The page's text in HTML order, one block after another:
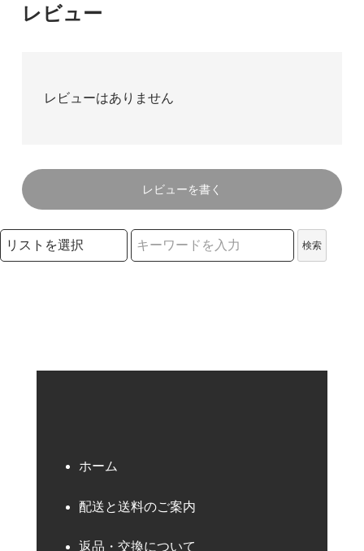
レビュー
レビューはありません
レビューを書く
検索リストの選択
検索
ホーム
配送と送料のご案内
返品・交換について